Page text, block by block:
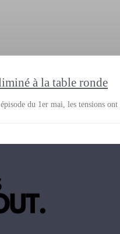
à la table ronde
du 1er mai, les tensions